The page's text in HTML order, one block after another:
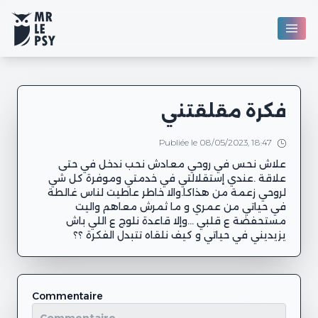
فكرة مقلقتني
Publiée le 08/05/2023, 18:47
علاش نحس في روحي معادش نحب ندخل في حتى
علاقة .عندي إستقلالتي في خدمتي وموفرة كل شي
لروحي زعمة من هذاكا.والا خاطر عاطيت لناس غالطة
في حياتي من عمري و ما ثمرش معاهم واليت
مستحفضة ع قلبي ...وإلا قاعدة نلوج ع اللي باش
يزيديني في حياتي و كيف نلقاه تتبدل الفكرة ؟؟
Commentaire